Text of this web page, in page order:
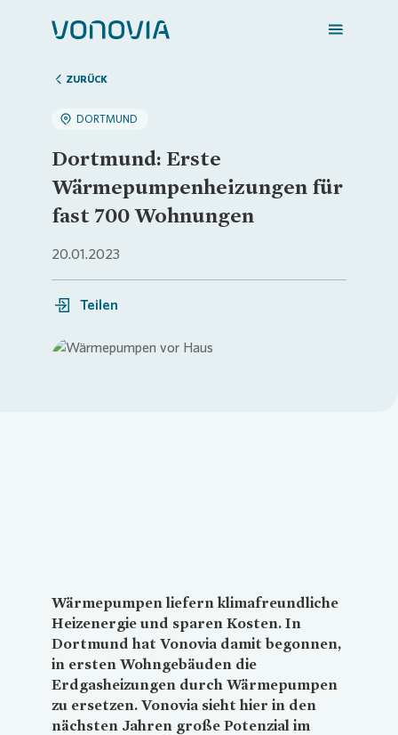
Zuhause finden
Mein Zuhause
Meine Stadt
ZURÜCK
DORTMUND
Dortmund: Erste
Wärmepumpenheizungen für
fast 700 Wohnungen
20.01.2023
Teilen
Wärmepumpen liefern klimafreundliche
Heizenergie und sparen Kosten. In
Dortmund hat Vonovia damit begonnen,
in ersten Wohngebäuden die
Erdgasheizungen durch Wärmepumpen
zu ersetzen. Vonovia sieht hier in den
nächsten Jahren große Potenzial im